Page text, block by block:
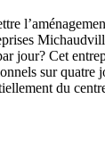
jour? Cet
sur
du